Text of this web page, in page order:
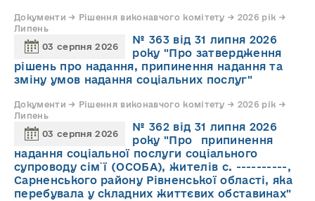
Документи → Рішення виконавчого комітету → 2026 рік →
Липень
03 серпня 2026
№ 363 від 31 липня 2026
року "Про затвердження
рішень про надання, припинення надання та
зміну умов надання соціальних послуг"
Документи → Рішення виконавчого комітету → 2026 рік →
Липень
03 серпня 2026
№ 362 від 31 липня 2026
року "Про припинення
надання соціальної послуги соціального
супроводу cім`ї (ОСОБА), жителів с. ----------,
Сарненського району Рівненської області, яка
перебувала у складних життєвих обставинах"